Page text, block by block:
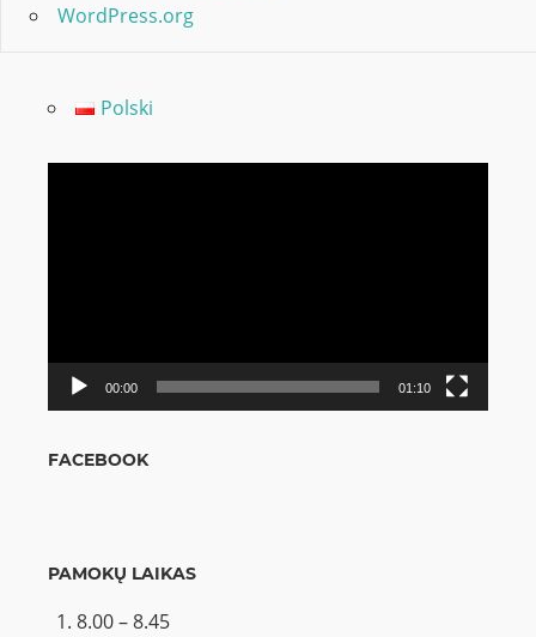
WordPress.org
Polski
00:00 01:10
FACEBOOK
PAMOKŲ LAIKAS
8.00 – 8.45